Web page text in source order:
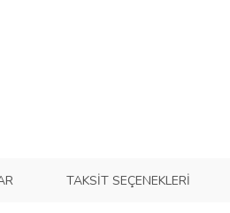
TAKSIT SEÇENEKLERI